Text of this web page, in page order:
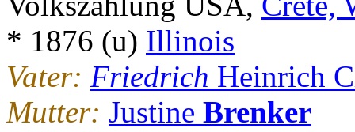
* 1876 (u) Illinois
Vater: Friedrich Heinrich
Mutter: Justine Brenker